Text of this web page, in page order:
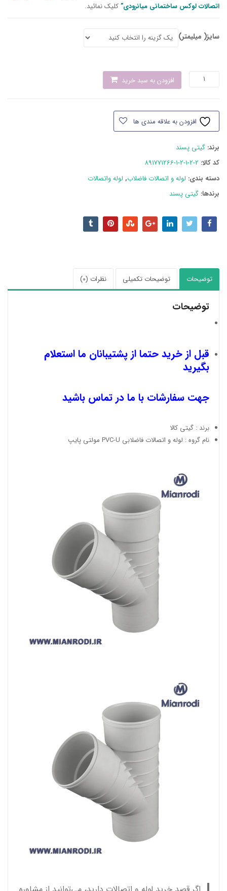
اتصالات لوکس ساختمانی میانرودی”کلیک نمائید.
سایز( میلیمتر)
مولتی
پایپ
افزودن به سبد خرید
افزودن به علاقه مندی ها
برند: گیتی پسند
کد کالا: 891771266-1-2-1-2-2
دسته بند‌ی: لوله و اتصالات فاضلاب, لوله واتصالات
برندها: گیتی پسند
توضیحات توضیحات تکمیلی نظرات (0)
توضیحات
قبل از خرید حتما از پشتیبانان ما استعلام
بگیرید
جهت سفارشات با ما در تماس باشید
برند : گیتی کالا
نام گروه : لوله و اتصالات فاضلابی PVC-U مولتی پایپ